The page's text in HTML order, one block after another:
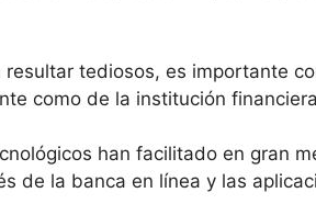
resultar tediosos, es importante
como de la institución
han facilitado en gran
de la banca en línea y las